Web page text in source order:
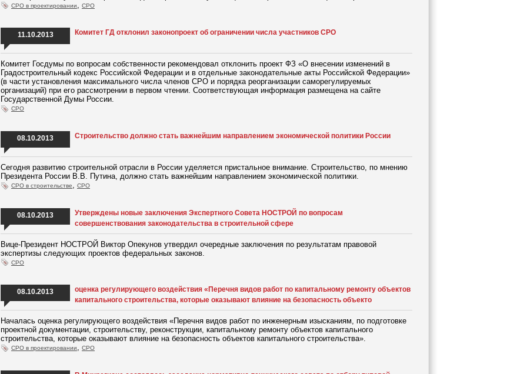
СРО в проектировании СРО
11.10.2013 Комитет ГД отклонил законопроект об ограничении числа участников СРО
Комитет Госдумы по вопросам собственности рекомендовал отклонить проект ФЗ «О внесении изменений в
Градостроительный кодекс Российской Федерации и в отдельные законодательные акты Российской Федерации»
(в части установления максимального числа членов СРО и порядка реорганизации саморегулируемых
организаций) при его рассмотрении в первом чтении. Соответствующая информация размещена на сайте
Государственной Думы России.
СРО
08.10.2013 Строительство должно стать важнейшим направлением экономической политики России
Сегодня развитию строительной отрасли в России уделяется пристальное внимание. Строительство, по мнению
Президента России В.В. Путина, должно стать важнейшим направлением экономической политики.
СРО в строительстве, СРО
08.10.2013
Утверждены новые заключения Экспертного Совета НОСТРОЙ по вопросам
совершенствования законодательства в строительной сфере
Вице-Президент НОСТРОЙ Виктор Опекунов утвердил очередные заключения по результатам правовой
экспертизы следующих проектов федеральных законов.
СРО
08.10.2013
оценка регулирующего воздействия «Перечня видов работ по капитальному ремонту объектов
капитального строительства, которые оказывают влияние на безопасность объекто
Началась оценка регулирующего воздействия «Перечня видов работ по инженерным изысканиям, по подготовке
проектной документации, строительству, реконструкции, капитальному ремонту объектов капитального
строительства, которые оказывают влияние на безопасность объектов капитального строительства».
СРО в проектировании, СРО